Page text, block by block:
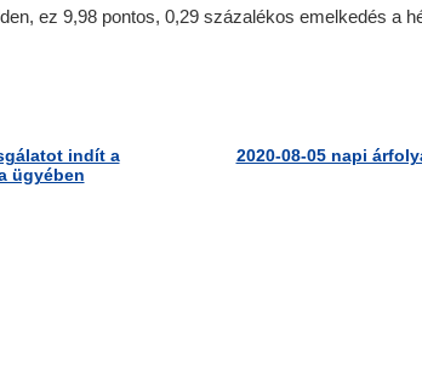
ez 9,98 pontos, 0,29 százalékos emelkedés a
indít a
ügyében
2020-08-05 napi